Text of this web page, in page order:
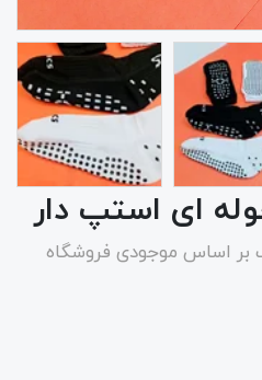
ای استپ دار
اساس موجودی فروشگاه